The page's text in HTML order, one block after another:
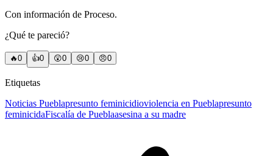
Con información de Proceso.
¿Qué te pareció?
🔥0 👍0 😲0 😢0 😠0
Etiquetas
Noticias Pueblapresunto feminicidioviolencia en Pueblapresunto
feminicidaFiscalía de Pueblaasesina a su madre